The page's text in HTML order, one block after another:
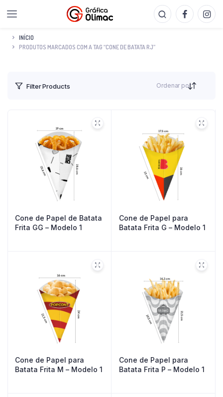
INÍCIO
PRODUTOS MARCADOS COM A TAG “CONE DE BATATA RJ”
Filter Products Ordenar por
Cone de Papel de Batata
Frita GG – Modelo 1
Cone de Papel para
Batata Frita G – Modelo 1
Cone de Papel para
Batata Frita M – Modelo 1
Cone de Papel para
Batata Frita P – Modelo 1